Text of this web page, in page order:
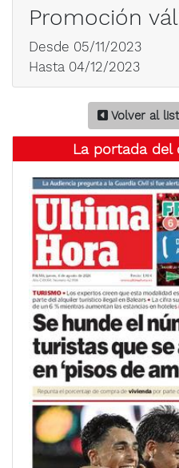
Promoción
Desde 05/11/2023
Hasta 04/12/2023
Volver al
La portada del